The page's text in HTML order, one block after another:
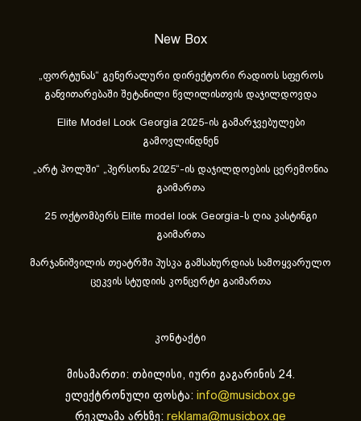
New Box
„ფორტუნას“ გენერალური დირექტორი რადიოს სფეროს
განვითარებაში შეტანილი წვლილისთვის დაჯილდოვდა
Elite Model Look Georgia 2025-ის გამარჯვებულები
გამოვლინდნენ
„არტ ჰოლში“ „პერსონა 2025“-ის დაჯილდოების ცერემონია
გაიმართა
25 ოქტომბერს Elite model look Georgia-ს ღია კასტინგი
გაიმართა
მარჯანიშვილის თეატრში პუსკა გამსახურდიას სამოყვარულო
ცეკვის სტუდიის კონცერტი გაიმართა
კონტაქტი
მისამართი: თბილისი, იური გაგარინის 24.
ელექტრონული ფოსტა: info@musicbox.ge
რეკლამა არხზე: reklama@musicbox.ge